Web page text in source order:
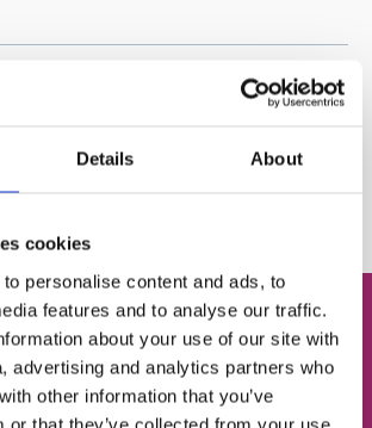
Details About
cookies
personalise content and ads, to
features and to analyse our traffic.
about your use of our site with
advertising and analytics partners who
other information that you’ve
or that they’ve collected from your use
FRIENDS English Club
пробный